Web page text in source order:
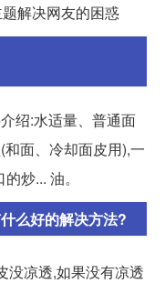
解决网友的困惑
绍:水适量、普通面
面、冷却面皮用),一
炒... 油。
么好的解决方法?
没凉透,如果没有凉透